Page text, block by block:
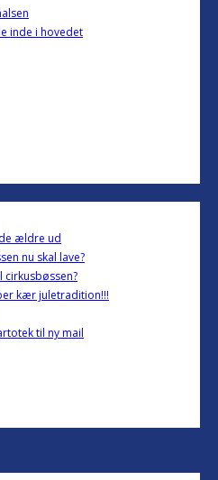
inde i hovedet
ældre ud
nu skal lave?
kær juletradition!!!
til ny mail